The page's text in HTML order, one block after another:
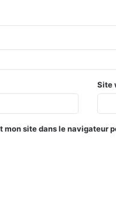
Site
mon site dans le navigateur